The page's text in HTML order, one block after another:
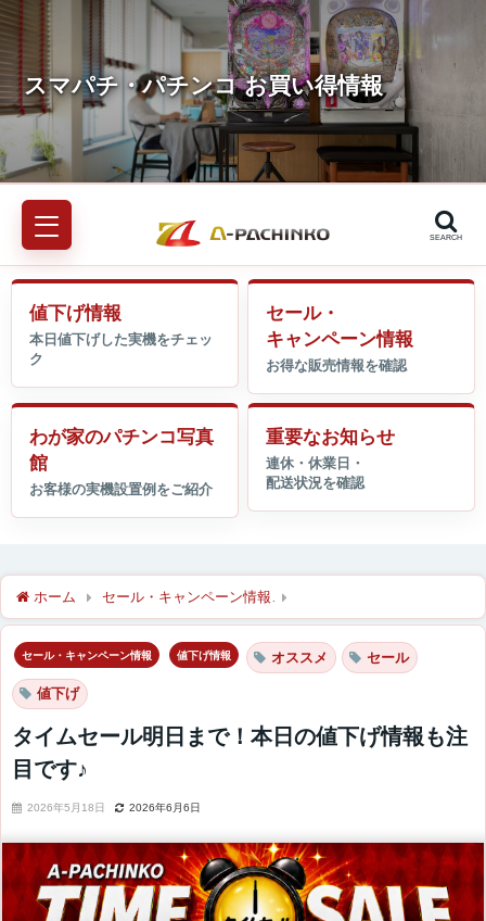
SEARCH
値下げ情報
セール・
キャンペーン情報
わが家のパチンコ写真
館
重要なお知らせ
ホーム セール・キャンペーン情報
セール・キャンペーン情報 値下げ情報 オススメ セール
値下げ
タイムセール明日まで！本日の値下げ情報も注
目です♪
2026年5月18日 2026年6月6日